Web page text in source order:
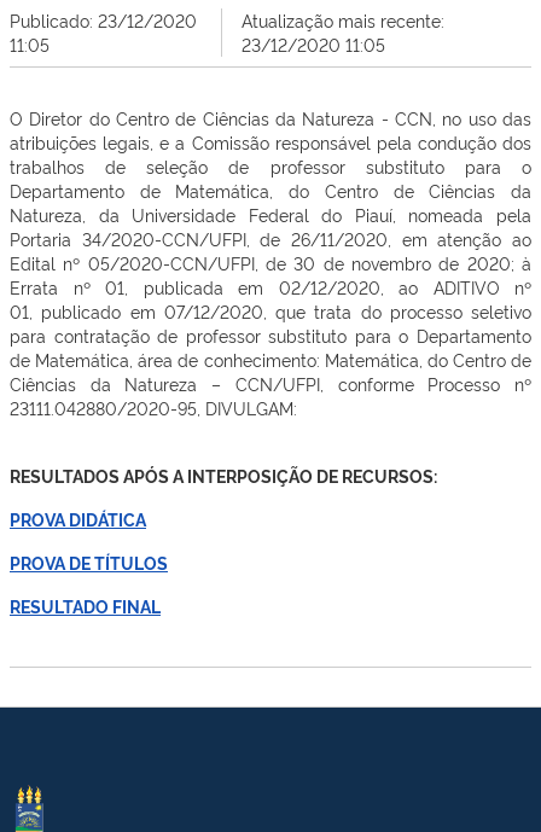
Publicado: 23/12/2020
11:05
Atualização mais recente:
23/12/2020 11:05
O Diretor do Centro de Ciências da Natureza - CCN, no uso das
atribuições legais, e a Comissão responsável pela condução dos
trabalhos de seleção de professor substituto para o
Departamento de Matemática, do Centro de Ciências da
Natureza, da Universidade Federal do Piauí, nomeada pela
Portaria 34/2020-CCN/UFPI, de 26/11/2020, em atenção ao
Edital nº 05/2020-CCN/UFPI, de 30 de novembro de 2020; à
Errata nº 01, publicada em 02/12/2020, ao ADITIVO nº
01, publicado em 07/12/2020, que trata do processo seletivo
para contratação de professor substituto para o Departamento
de Matemática, área de conhecimento: Matemática, do Centro de
Ciências da Natureza – CCN/UFPI, conforme Processo nº
23111.042880/2020-95, DIVULGAM:
RESULTADOS APÓS A INTERPOSIÇÃO DE RECURSOS:
PROVA DIDÁTICA
PROVA DE TÍTULOS
RESULTADO FINAL